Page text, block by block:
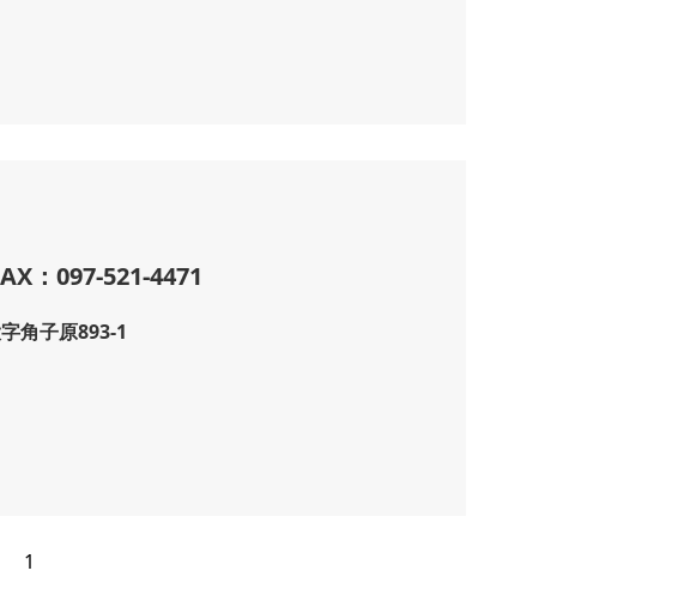
：097-521-4471
角子原893-1
1